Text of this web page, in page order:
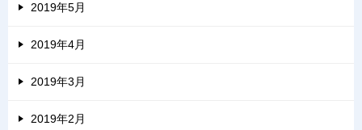
2019年5月
2019年4月
2019年3月
2019年2月